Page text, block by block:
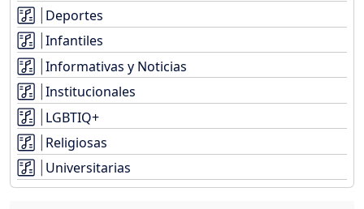
Deportes
Infantiles
Informativas y Noticias
Institucionales
LGBTIQ+
Religiosas
Universitarias